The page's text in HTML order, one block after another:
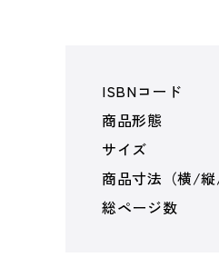
ISBNコード
商品形態
サイズ
商品寸法（横/縦
総ページ数